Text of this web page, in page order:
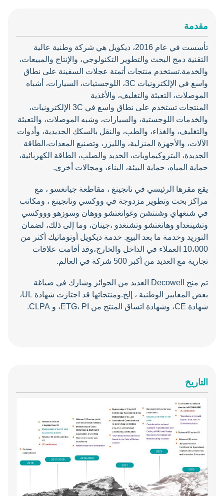
مقدمة
تأسست في عام 2016، ديكويل هي شركة وطنية عالية
التقنية دمج البحث والتطوير التكنولوجي، والإنتاج والمبيعات،
والخدمة.تستخدم منتجات أتمتة عجلات السفينة على نطاق
واسع في الإلكترونيات 3C، اللوجستيات، السيارات، أشباه
الموصلات، التعبئة والتغليف، والأغذية
المنتجات تستخدم على نطاق واسع في 3C الإلكترونيات،
والخدمات اللوجستية، والسيارات، وشبه الموصلات، والتعبئة
والتغليف، والغذاء، والطب، والنقل بالسكك الحديدية، وأدوات
الآلات، والأجهزة المنزلية، والليزر، وتصنيع المعدات،الطاقة
الجديدة، البتروكيماويات، الحديد والصلب، الطاقة الكهربائية،
حماية المياه، حماية البيئة، البناء، ومجالات أخرى.
يقع مقرها الرئيسي في نانجينغ ، مقاطعة جيانغسو ، مع
مراكز بحث وتطوير مزدوجة في ووكسي ونانجينغ ، ومكاتب
في شنغهاي وشنتشن وغوانغتشو ووهان وسوزهو وووكسي
وتشينغداو وهانغتشو وتشنغدو ،جينان، وما إلى ذلك، لضمان
التوريد وخدمة ما بعد البيع. خدمة ديكويل أوتوماتيك أكثر من
10،000 العملاء في الداخل والخارج،وقد أقامت علاقات
تجارية مع العديد من أكبر 500 شركة في العالم.
تم منح Decowell العديد من الجوائز وشارك في صياغة
بعض المعايير الوطنية ، إلخ.ومنتجاتها قد اجتازت شهادة UL،
شهادة CE، وشهادة اتساق المنتج من ETG، PI، و CLPA.
التاريخ